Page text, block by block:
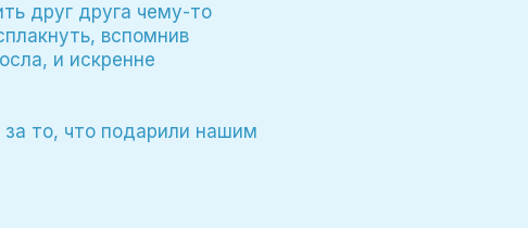
друг друга чему-то
вспомнив
и искренне
то, что подарили нашим